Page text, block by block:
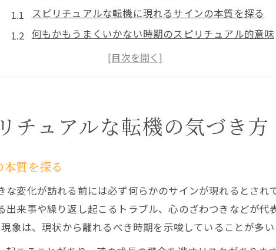
スピリチュアルな転機に現れるサインの本質を探る
何もかもうまくいかない時期のスピリチュアル的意味
スピリチュアルが示す人生の変化と向き合い方
転機で感じるスピリチュアルな気づきを受け取る方法
強制終了を促す魂からのスピリチュアルサイン
魂が送るスピリチュアル強制終了の前兆とは
仕事や恋愛で現れるスピリチュアルなサインの特徴
人間関係の強制終了とスピリチュアルのつながり
離れた方がいいスピリチュアルサインの見極め方
チュアルな転機の気づき方
質を探る
変化が訪れる前には必ず何らかのサインが現れるとされ
来事や繰り返し起こるトラブル、心のざわつきなどが代
象は、現状から離れるべき時期を示唆していることが多い